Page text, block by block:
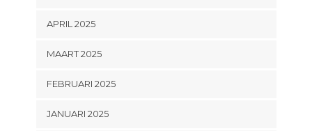
APRIL 2025
MAART 2025
FEBRUARI 2025
JANUARI 2025